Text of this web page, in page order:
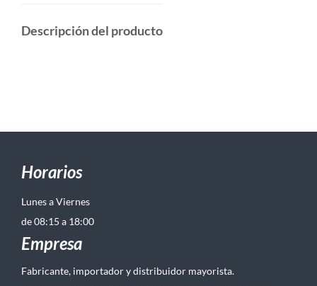
Descripción del producto
Horarios
Lunes a Viernes
de 08:15 a 18:00
Empresa
Fabricante, importador y distribuidor mayorista.